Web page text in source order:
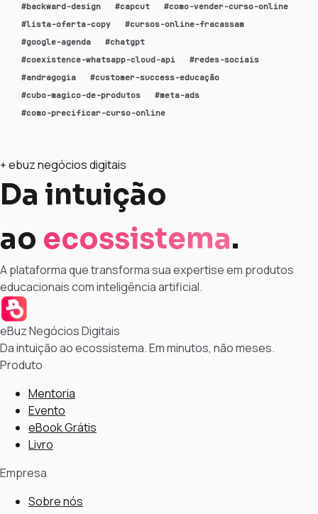
#backward-design #capcut #como-vender-curso-online
#lista-oferta-copy #cursos-online-fracassam
#google-agenda #chatgpt
#coexistence-whatsapp-cloud-api #redes-sociais
#andragogia #customer-success-educação
#cubo-magico-de-produtos #meta-ads
#como-precificar-curso-online
+ ebuz negócios digitais
Da intuição
ao ecossistema.
A plataforma que transforma sua expertise em produtos
educacionais com inteligência artificial.
eBuz Negócios Digitais
Da intuição ao ecossistema. Em minutos, não meses.
Produto
Mentoria
Evento
eBook Grátis
Livro
Empresa
Sobre nós